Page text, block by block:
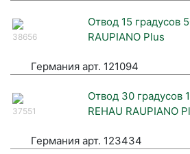
38656
Отвод 15 градусов
RAUPIANO Plus
Германия арт. 121094
37551
Отвод 30 градусов
REHAU RAUPIANO
Германия арт. 123434